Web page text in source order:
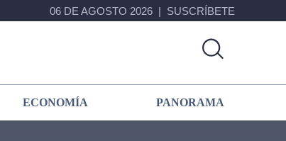
06 DE AGOSTO 2026 SUSCRÍBETE
ECONOMÍA PANORAMA